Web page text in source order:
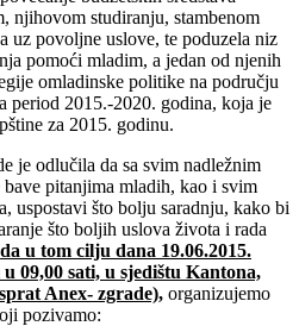
njihovom studiranju, stambenom
uz povoljne uslove, te poduzela niz
pomoći mladim, a jedan od njenih
omladinske politike na području
period 2015.-2020. godina, koja je
za 2015. godinu.
je odlučila da sa svim nadležnim
pitanjima mladih, kao i svim
uspostavi što bolju saradnju, kako bi
što boljih uslova života i rada
da u tom cilju dana 19.06.2015.
09,00 sati, u sjedištu Kantona,
Anex- zgrade), organizujemo
pozivamo: